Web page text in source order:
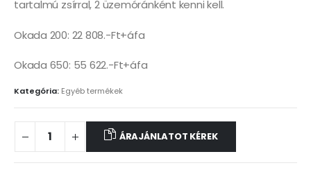
tartalmú zsírral, 2 üzemóránként kenni kell.
Okada 200: 22 808.-Ft+áfa
Okada 650: 55 622.-Ft+áfa
Kategória: Egyéb termékek
ÁRAJÁNLATOT KÉREK